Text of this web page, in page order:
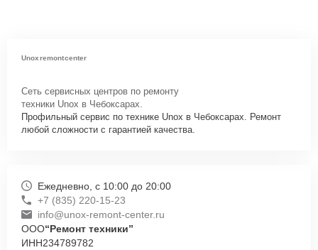
Unoxremontcenter
Сеть сервисных центров по ремонту
техники Unox в Чебоксарах.
Профильный сервис по технике Unox в Чебоксарах. Ремонт
любой сложности с гарантией качества.
Ежедневно, с 10:00 до 20:00
+7 (835) 220-15-23
info@unox-remont-center.ru
ООО“Ремонт техники”
ИНН234789782